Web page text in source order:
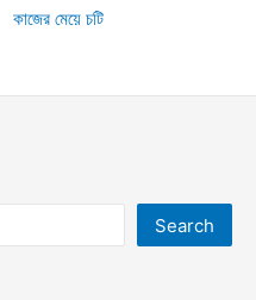
কাজের মেয়ে চটি
Search